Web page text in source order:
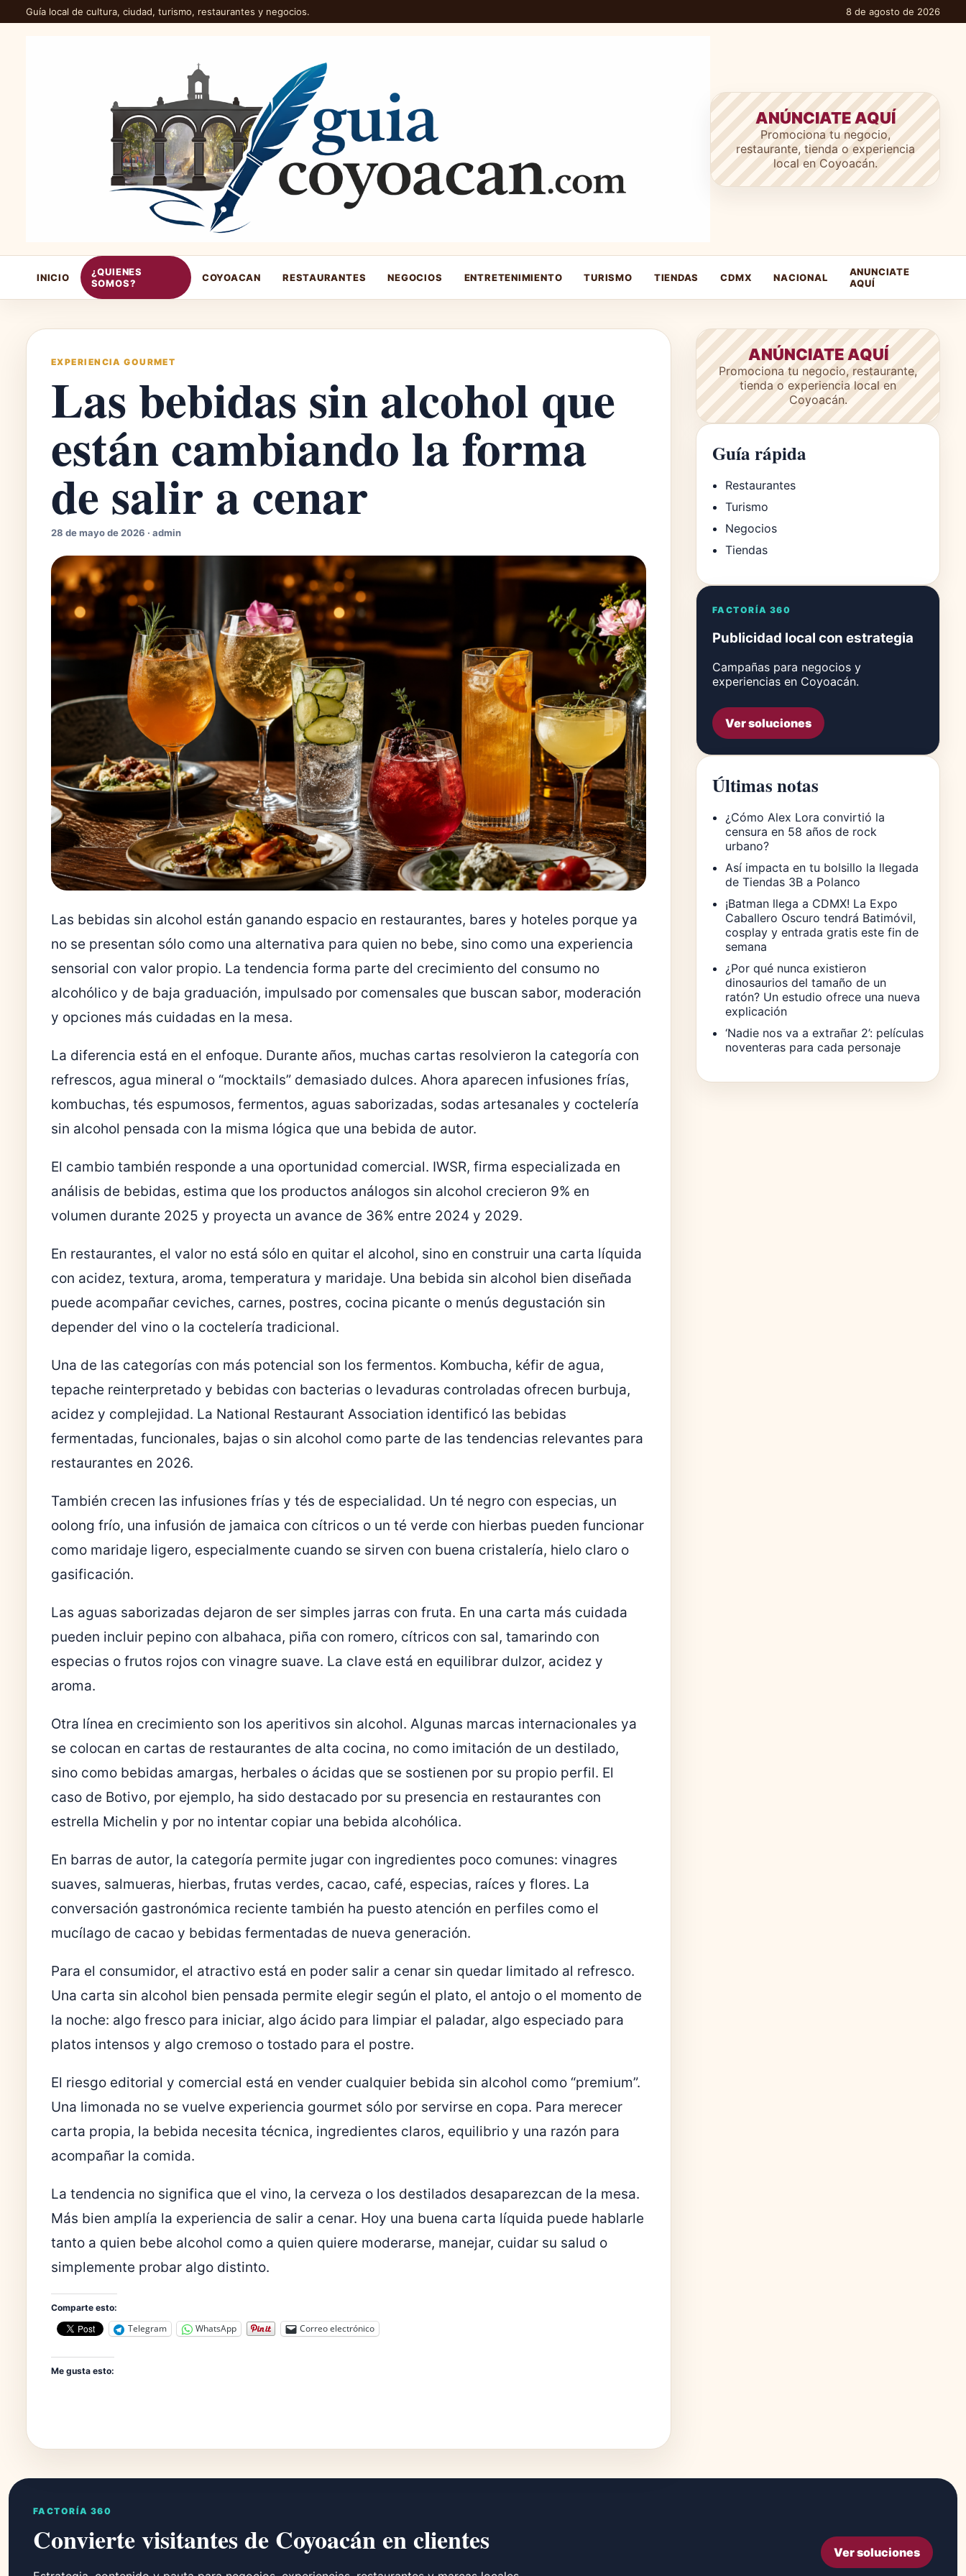
Guía local de cultura, ciudad, turismo, restaurantes y negocios. 8 de agosto de 2026
ANÚNCIATE AQUÍ
Promociona tu negocio,
restaurante, tienda o experiencia
local en Coyoacán.
INICIO
¿QUIENES
SOMOS?
COYOACAN RESTAURANTES NEGOCIOS ENTRETENIMIENTO TURISMO TIENDAS CDMX NACIONAL
ANUNCIATE
AQUÍ
EXPERIENCIA GOURMET
Las bebidas sin alcohol que
están cambiando la forma
de salir a cenar
28 de mayo de 2026 · admin
Las bebidas sin alcohol están ganando espacio en restaurantes, bares y hoteles porque ya
no se presentan sólo como una alternativa para quien no bebe, sino como una experiencia
sensorial con valor propio. La tendencia forma parte del crecimiento del consumo no
alcohólico y de baja graduación, impulsado por comensales que buscan sabor, moderación
y opciones más cuidadas en la mesa.
La diferencia está en el enfoque. Durante años, muchas cartas resolvieron la categoría con
refrescos, agua mineral o “mocktails” demasiado dulces. Ahora aparecen infusiones frías,
kombuchas, tés espumosos, fermentos, aguas saborizadas, sodas artesanales y coctelería
sin alcohol pensada con la misma lógica que una bebida de autor.
El cambio también responde a una oportunidad comercial. IWSR, firma especializada en
análisis de bebidas, estima que los productos análogos sin alcohol crecieron 9% en
volumen durante 2025 y proyecta un avance de 36% entre 2024 y 2029.
En restaurantes, el valor no está sólo en quitar el alcohol, sino en construir una carta líquida
con acidez, textura, aroma, temperatura y maridaje. Una bebida sin alcohol bien diseñada
puede acompañar ceviches, carnes, postres, cocina picante o menús degustación sin
depender del vino o la coctelería tradicional.
Una de las categorías con más potencial son los fermentos. Kombucha, kéfir de agua,
tepache reinterpretado y bebidas con bacterias o levaduras controladas ofrecen burbuja,
acidez y complejidad. La National Restaurant Association identificó las bebidas
fermentadas, funcionales, bajas o sin alcohol como parte de las tendencias relevantes para
restaurantes en 2026.
También crecen las infusiones frías y tés de especialidad. Un té negro con especias, un
oolong frío, una infusión de jamaica con cítricos o un té verde con hierbas pueden funcionar
como maridaje ligero, especialmente cuando se sirven con buena cristalería, hielo claro o
gasificación.
Las aguas saborizadas dejaron de ser simples jarras con fruta. En una carta más cuidada
pueden incluir pepino con albahaca, piña con romero, cítricos con sal, tamarindo con
especias o frutos rojos con vinagre suave. La clave está en equilibrar dulzor, acidez y
aroma.
Otra línea en crecimiento son los aperitivos sin alcohol. Algunas marcas internacionales ya
se colocan en cartas de restaurantes de alta cocina, no como imitación de un destilado,
sino como bebidas amargas, herbales o ácidas que se sostienen por su propio perfil. El
caso de Botivo, por ejemplo, ha sido destacado por su presencia en restaurantes con
estrella Michelin y por no intentar copiar una bebida alcohólica.
En barras de autor, la categoría permite jugar con ingredientes poco comunes: vinagres
suaves, salmueras, hierbas, frutas verdes, cacao, café, especias, raíces y flores. La
conversación gastronómica reciente también ha puesto atención en perfiles como el
mucílago de cacao y bebidas fermentadas de nueva generación.
Para el consumidor, el atractivo está en poder salir a cenar sin quedar limitado al refresco.
Una carta sin alcohol bien pensada permite elegir según el plato, el antojo o el momento de
la noche: algo fresco para iniciar, algo ácido para limpiar el paladar, algo especiado para
platos intensos y algo cremoso o tostado para el postre.
El riesgo editorial y comercial está en vender cualquier bebida sin alcohol como “premium”.
Una limonada no se vuelve experiencia gourmet sólo por servirse en copa. Para merecer
carta propia, la bebida necesita técnica, ingredientes claros, equilibrio y una razón para
acompañar la comida.
La tendencia no significa que el vino, la cerveza o los destilados desaparezcan de la mesa.
Más bien amplía la experiencia de salir a cenar. Hoy una buena carta líquida puede hablarle
tanto a quien bebe alcohol como a quien quiere moderarse, manejar, cuidar su salud o
simplemente probar algo distinto.
Comparte esto:
Telegram WhatsApp Correo electrónico
Me gusta esto:
ANÚNCIATE AQUÍ
Promociona tu negocio, restaurante,
tienda o experiencia local en
Coyoacán.
Guía rápida
Restaurantes
Turismo
Negocios
Tiendas
FACTORÍA 360
Publicidad local con estrategia
Campañas para negocios y
experiencias en Coyoacán.
Ver soluciones
Últimas notas
¿Cómo Alex Lora convirtió la
censura en 58 años de rock
urbano?
Así impacta en tu bolsillo la llegada
de Tiendas 3B a Polanco
¡Batman llega a CDMX! La Expo
Caballero Oscuro tendrá Batimóvil,
cosplay y entrada gratis este fin de
semana
¿Por qué nunca existieron
dinosaurios del tamaño de un
ratón? Un estudio ofrece una nueva
explicación
‘Nadie nos va a extrañar 2’: películas
noventeras para cada personaje
FACTORÍA 360
Convierte visitantes de Coyoacán en clientes Ver soluciones